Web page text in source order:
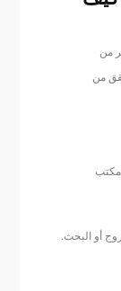
من
من
مكتب
أو البحث.